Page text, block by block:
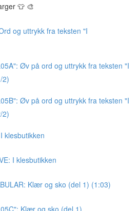
👕 🎨
og uttrykk fra teksten "I
Øv på ord og uttrykk fra teksten "I
2)
Øv på ord og uttrykk fra teksten "I
2)
klesbutikken
I klesbutikken
Klær og sko (del 1) (1:03)
Klær og sko (del 1)